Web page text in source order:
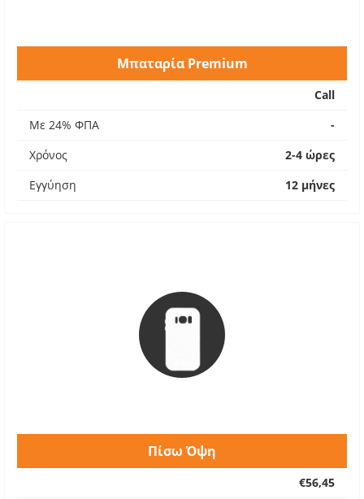
Μπαταρία Premium
Call
Με 24% ΦΠΑ
-
Χρόνος
2-4 ώρες
Εγγύηση
12 μήνες
Πίσω Όψη
€56,45